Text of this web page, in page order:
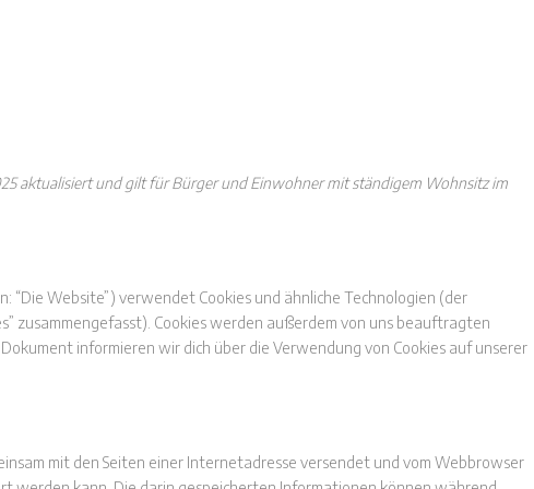
aktualisiert und gilt für Bürger und Einwohner mit ständigem Wohnsitz im
“Die Website”) verwendet Cookies und ähnliche Technologien (der
zusammengefasst). Cookies werden außerdem von uns beauftragten
informieren wir dich über die Verwendung von Cookies auf unserer
mit den Seiten einer Internetadresse versendet und vom Webbrowser